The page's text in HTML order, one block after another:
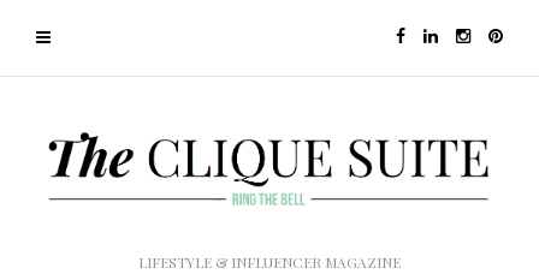
LIFESTYLE & INFLUENCER MAGAZINE